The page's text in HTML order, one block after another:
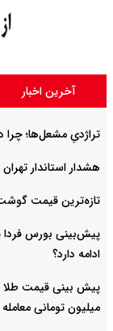
آخرین اخبار
تراژدیِ مشعل‌ها؛ چرا
هشدار استاندار
تازه‌ترین قیمت گوشت مرغ در
ادامه دارد؟
میلیون تومانی